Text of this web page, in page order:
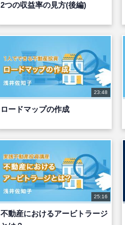
2つの収益率の見方(後編)
23:48
ロードマップの作成
25:16
不動産におけるアービトラージ